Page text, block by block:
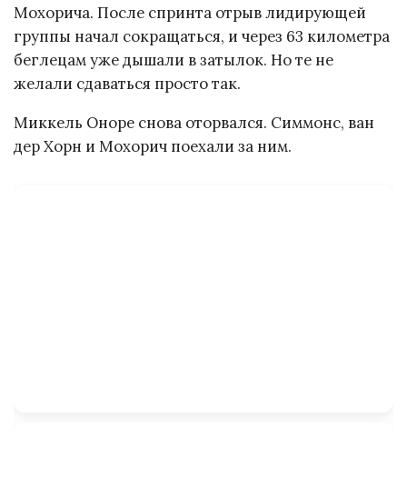
Мохорича. После спринта отрыв лидирующей
группы начал сокращаться, и через 63 километра
беглецам уже дышали в затылок. Но те не
желали сдаваться просто так.
Миккель Оноре снова оторвался. Симмонс, ван
дер Хорн и Мохорич поехали за ним.